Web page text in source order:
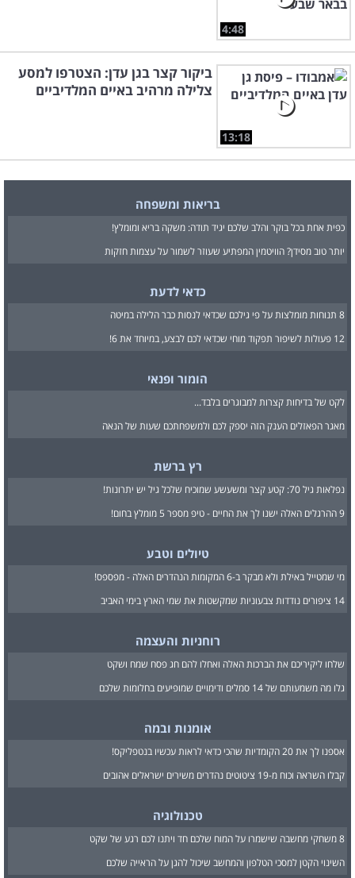
4:48
13:18
ביקור קצר בגן עדן: הצטרפו למסע
צלילה מרהיב באיים המלדיביים
בריאות ומשפחה
כפית אחת בכל בוקר והלב שלכם יגיד תודה: משקה בריא ומומלץ!
יותר טוב מסידן? הוויטמין המפתיע שעוזר לשמור על עצמות חזקות
כדאי לדעת
8 תנוחות מומלצות על פי גילכם שכדאי לנסות כבר הלילה במיטה
12 פעולות לשיפור תפקוד מוחי שכדאי לכם לבצע, במיוחד את 6!
הומור ופנאי
לקט של בדיחות קצרות למבוגרים בלבד...
מאגר הפאזלים הענק הזה יספק לכם ולמשפחתכם שעות של הנאה
רץ ברשת
נפלאות גיל 70: קטע קצר ומשעשע שמוכיח שלכל גיל יש יתרונות!
9 ההרגלים האלה ישנו לך את החיים - טיפ מספר 5 מומלץ בחום!
טיולים וטבע
מי שמטייל באילת ולא מבקר ב-6 המקומות הנהדרים האלה - מפספס!
14 ציפורים נודדות צבעוניות שמקשטות את שמי הארץ בימי האביב
רוחניות והעצמה
שלחו ליקיריכם את הברכות האלה ואחלו להם חג פסח שמח ושקט
גלו מה משמעותם של 14 סמלים ודימויים שמופיעים בחלומות שלכם
אומנות ובמה
אספנו לך את 20 הקומדיות שהכי כדאי לראות עכשיו בנטפליקס!
קבלו השראה וכוח מ-19 ציטוטים נהדרים משירים ישראלים אהובים
טכנולוגיה
8 משחקי מחשבה שישמרו על המוח שלכם חד ויתנו לכם רגע של שקט
השינוי הקטן למסכי הטלפון והמחשב שיכול להגן על הראייה שלכם